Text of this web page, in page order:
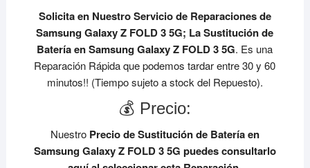
Solicita en Nuestro Servicio de Reparaciones de
Samsung Galaxy Z FOLD 3 5G; La Sustitución de
Batería en Samsung Galaxy Z FOLD 3 5G. Es una
Reparación Rápida que podemos tardar entre 30 y 60
minutos!! (Tiempo sujeto a stock del Repuesto).
💰 Precio:
Nuestro Precio de Sustitución de Batería en
Samsung Galaxy Z FOLD 3 5G puedes consultarlo